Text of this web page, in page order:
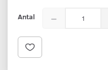
Antal